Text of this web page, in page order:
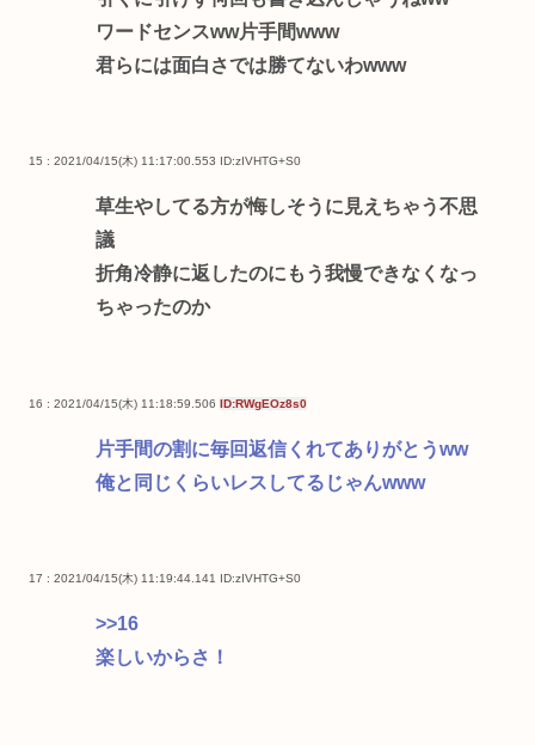
ワードセンスww片手間www
君らには面白さでは勝てないわwww
15 : 2021/04/15(木) 11:17:00.553 ID:zIVHTG+S0
草生やしてる方が悔しそうに見えちゃう不思
議
折角冷静に返したのにもう我慢できなくなっ
ちゃったのか
16 : 2021/04/15(木) 11:18:59.506 ID:RWgEOz8s0
片手間の割に毎回返信くれてありがとうww
俺と同じくらいレスしてるじゃんwww
17 : 2021/04/15(木) 11:19:44.141 ID:zIVHTG+S0
>>16
楽しいからさ！